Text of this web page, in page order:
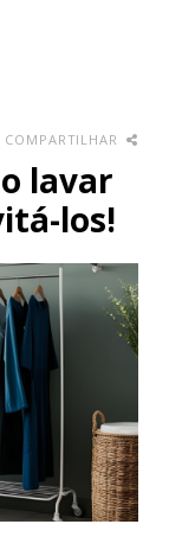
COMPARTILHAR
lavar
los!